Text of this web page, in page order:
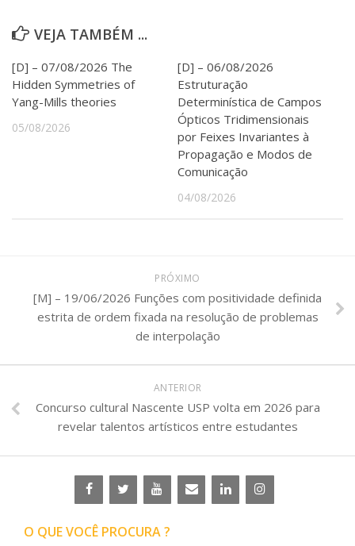
Outros serviços
Assessorias e Mídias
Aplicativos e Sites
Agenda de Eventos
VEJA TAMBÉM ...
[D] – 07/08/2026 The
Hidden Symmetries of
Yang-Mills theories
05/08/2026
[D] – 06/08/2026
Estruturação
Determinística de Campos
Ópticos Tridimensionais
por Feixes Invariantes à
Propagação e Modos de
Comunicação
04/08/2026
PRÓXIMO
[M] – 19/06/2026 Funções com positividade definida
estrita de ordem fixada na resolução de problemas
de interpolação
ANTERIOR
Concurso cultural Nascente USP volta em 2026 para
revelar talentos artísticos entre estudantes
O QUE VOCÊ PROCURA ?